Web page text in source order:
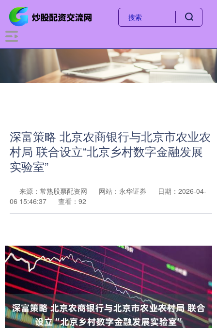
深富策略 北京农商银行与北京市农业农
村局 联合设立“北京乡村数字金融发展
实验室”
来源：常熟股票配资网 网站：永华证券
日期：2026-04-
06 15:46:37
查看：92